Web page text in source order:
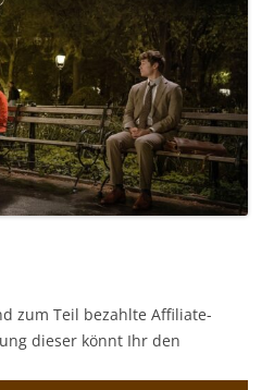
zum Teil bezahlte Affiliate-
dieser könnt Ihr den